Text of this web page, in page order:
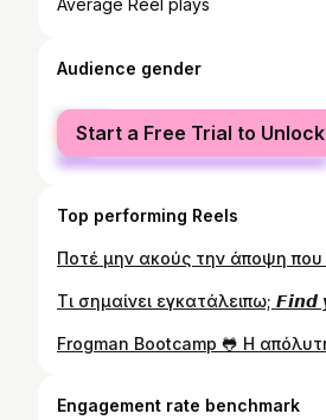
Average Reel plays
Audience gender
female
male
Start a Free Trial to Unlock
Top performing Reels
Engagement rate benchmark